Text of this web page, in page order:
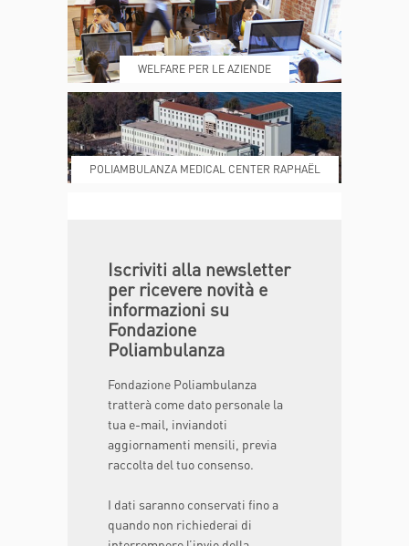
REFERTI REPARTI
DONA ORA MAGAZINE
WELFARE PER LE AZIENDE
POLIAMBULANZA MEDICAL CENTER RAPHAËL
Iscriviti alla newsletter
per ricevere novità e
informazioni su
Fondazione
Poliambulanza
Fondazione Poliambulanza
tratterà come dato personale la
tua e-mail, inviandoti
aggiornamenti mensili, previa
raccolta del tuo consenso.
I dati saranno conservati fino a
quando non richiederai di